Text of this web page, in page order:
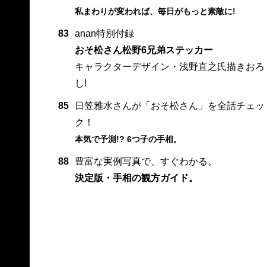
私まわりが変われば、毎日がもっと素敵に!
83
anan特別付録
おそ松さん松野6兄弟ステッカー
キャラクターデザイン・浅野直之氏描きおろ
し!
85
日笠雅水さんが「おそ松さん」を全話チェッ
ク！
本気で予測!? 6つ子の手相。
88
豊富な実例写真で、すぐわかる。
決定版・手相の観方ガイド。